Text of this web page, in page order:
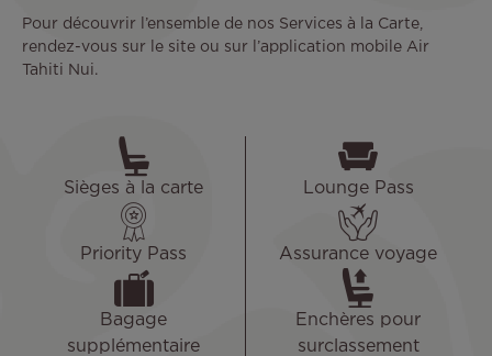
Pour découvrir l’ensemble de nos Services à la Carte,
rendez-vous sur le site ou sur l’application mobile Air
Tahiti Nui.
Sièges à la carte Lounge Pass
Priority Pass Assurance voyage
Bagage
supplémentaire
Enchères pour
surclassement